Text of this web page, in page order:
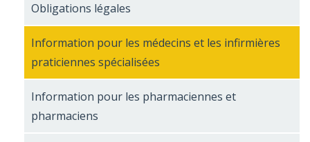
Obligations légales
Information pour les médecins et les infirmières
praticiennes spécialisées
Information pour les pharmaciennes et
pharmaciens